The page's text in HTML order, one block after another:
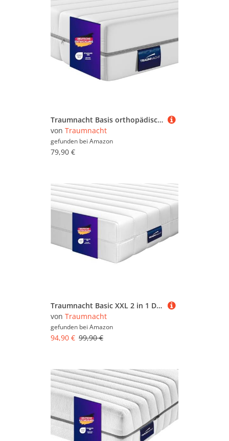
Traumnacht Basis orthopädische 7-Zonen Kaltschaummatratze für alle Schlaftypen, Härtegrad H3 (mittelfest), 90 x 200 cm, weiß, Öko-Tex zertifiziert, produziert nach deutschem Qualitätsstandard
von Traumnacht
gefunden bei Amazon
79,90 €
Traumnacht Basic XXL 2 in 1 Duo - orthopädische 7- Zonen Kaltschaummatratze, Härtegrad 2 und 3, Öko-Tex zertifiziert, 90 x 200 cm, Höhe 22 cm, produziert nach deutschem Qualitätsstandard
von Traumnacht
gefunden bei Amazon
94,90 € 99,90 €